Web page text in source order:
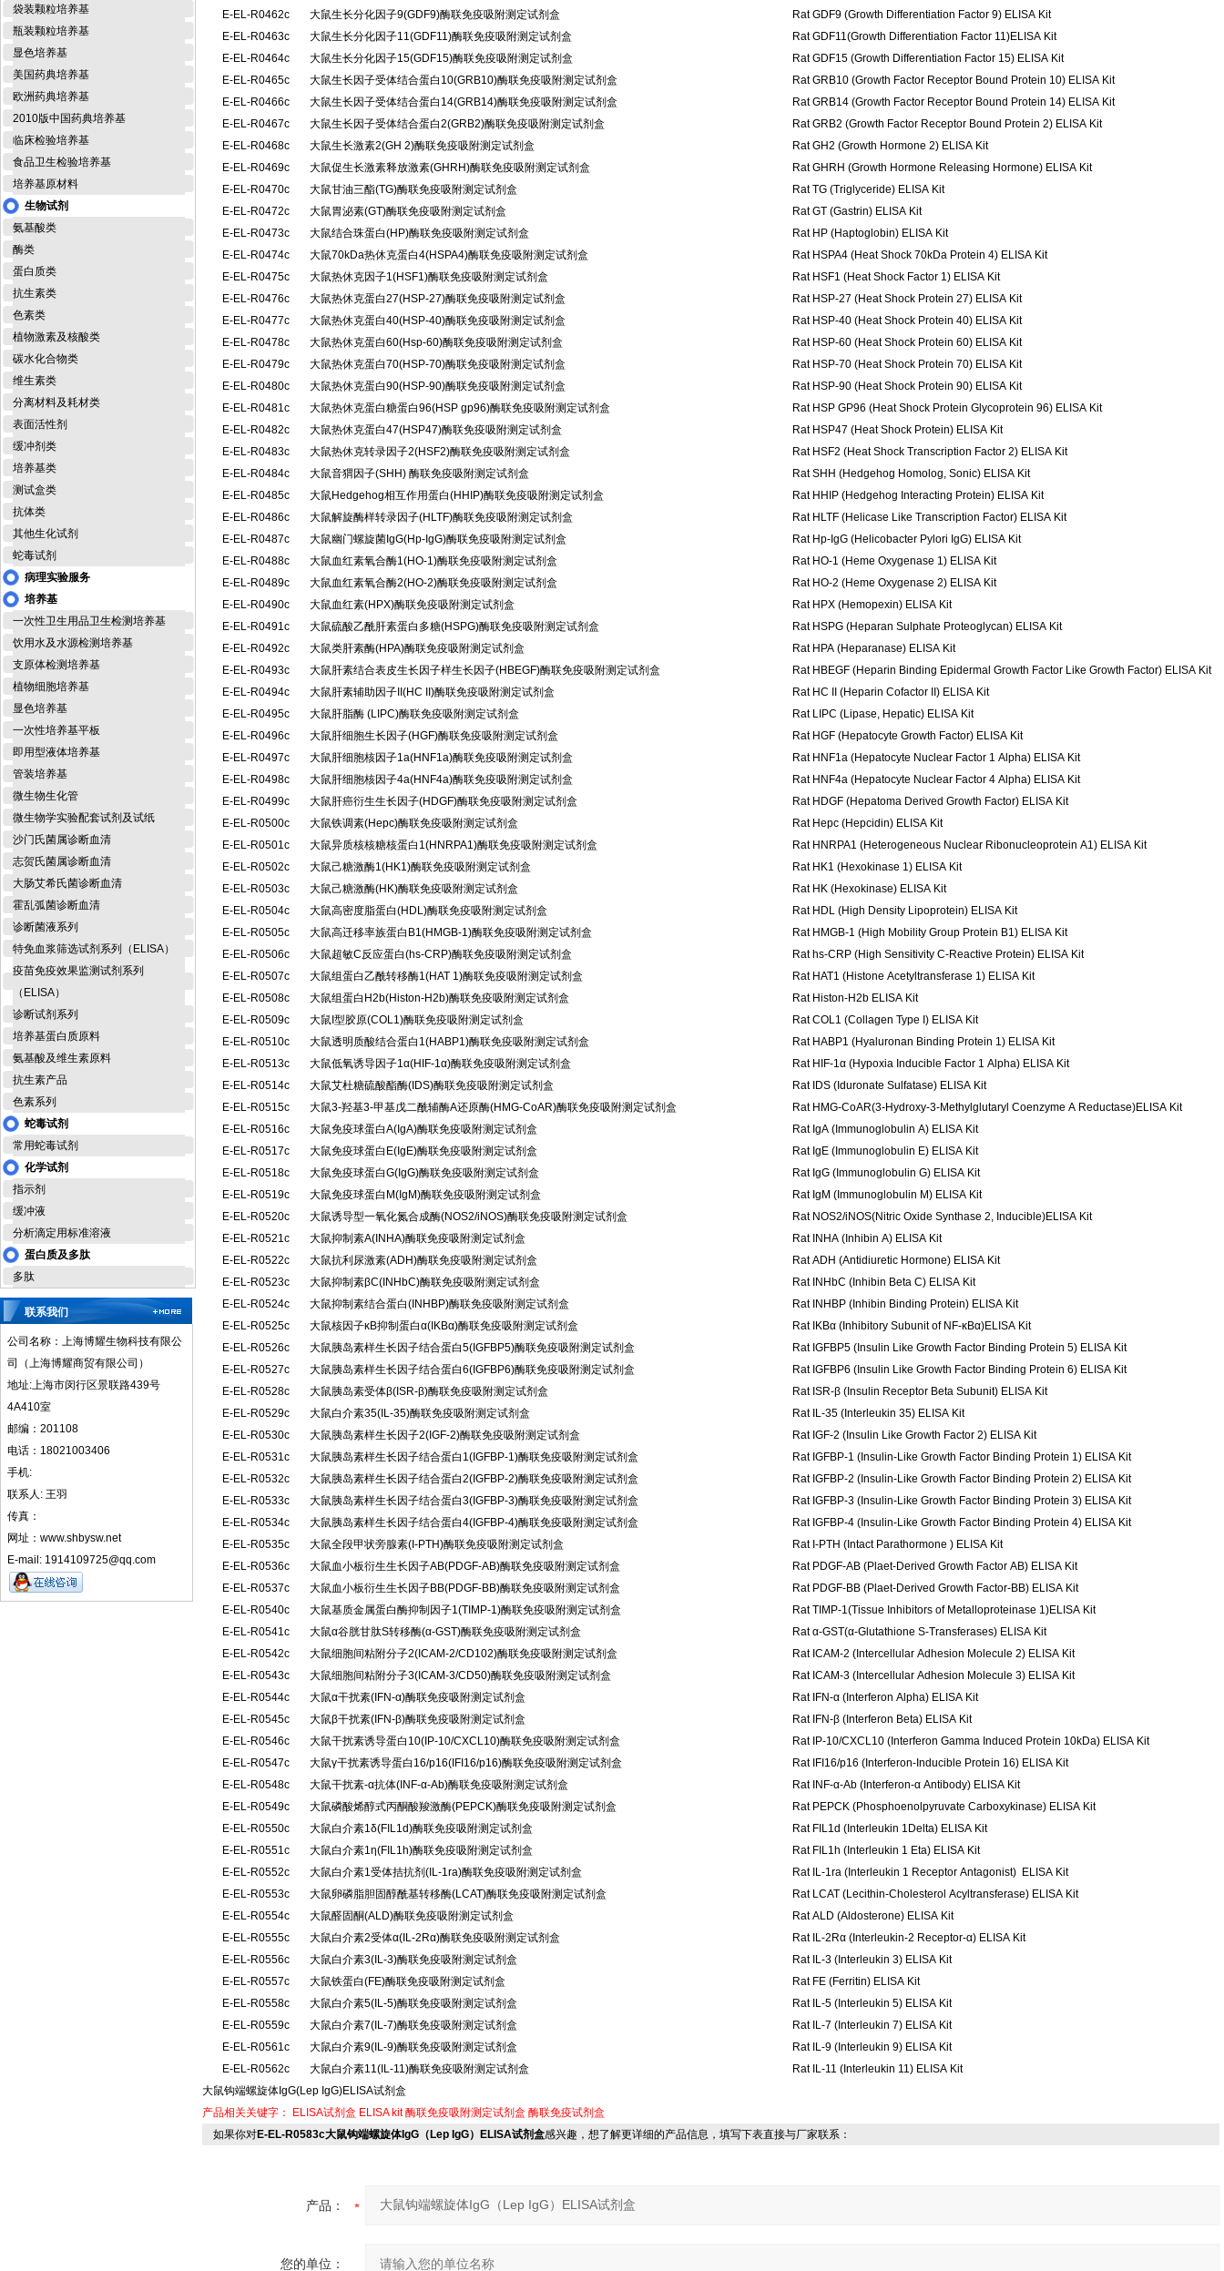
袋装颗粒培养基
瓶装颗粒培养基
显色培养基
美国药典培养基
欧洲药典培养基
2010版中国药典培养基
临床检验培养基
食品卫生检验培养基
培养基原材料
生物试剂
氨基酸类
酶类
蛋白质类
抗生素类
色素类
植物激素及核酸类
碳水化合物类
维生素类
分离材料及耗材类
表面活性剂
缓冲剂类
培养基类
测试盒类
抗体类
其他生化试剂
蛇毒试剂
病理实验服务
培养基
一次性卫生用品卫生检测培养基
饮用水及水源检测培养基
支原体检测培养基
植物细胞培养基
显色培养基
一次性培养基平板
即用型液体培养基
管装培养基
微生物生化管
微生物学实验配套试剂及试纸
沙门氏菌属诊断血清
志贺氏菌属诊断血清
大肠艾希氏菌诊断血清
霍乱弧菌诊断血清
诊断菌液系列
特免血浆筛选试剂系列（ELISA）
疫苗免疫效果监测试剂系列
（ELISA）
诊断试剂系列
培养基蛋白质原料
氨基酸及维生素原料
抗生素产品
色素系列
蛇毒试剂
常用蛇毒试剂
化学试剂
指示剂
缓冲液
分析滴定用标准溶液
蛋白质及多肽
多肽
联系我们
公司名称：上海博耀生物科技有限公
司（上海博耀商贸有限公司）
地址:上海市闵行区景联路439号
4A410室
邮编：201108
电话：18021003406
手机:
联系人: 王羽
传真：
网址：www.shbysw.net
E-mail: 1914109725@qq.com
E-EL-R0462c
大鼠生长分化因子9(GDF9)酶联免疫吸附测定试剂盒
Rat GDF9 (Growth Differentiation Factor 9) ELISA Kit
E-EL-R0463c
大鼠生长分化因子11(GDF11)酶联免疫吸附测定试剂盒
Rat GDF11(Growth Differentiation Factor 11)ELISA Kit
E-EL-R0464c
大鼠生长分化因子15(GDF15)酶联免疫吸附测定试剂盒
Rat GDF15 (Growth Differentiation Factor 15) ELISA Kit
E-EL-R0465c
大鼠生长因子受体结合蛋白10(GRB10)酶联免疫吸附测定试剂盒
Rat GRB10 (Growth Factor Receptor Bound Protein 10) ELISA Kit
E-EL-R0466c
大鼠生长因子受体结合蛋白14(GRB14)酶联免疫吸附测定试剂盒
Rat GRB14 (Growth Factor Receptor Bound Protein 14) ELISA Kit
E-EL-R0467c
大鼠生长因子受体结合蛋白2(GRB2)酶联免疫吸附测定试剂盒
Rat GRB2 (Growth Factor Receptor Bound Protein 2) ELISA Kit
E-EL-R0468c
大鼠生长激素2(GH 2)酶联免疫吸附测定试剂盒
Rat GH2 (Growth Hormone 2) ELISA Kit
E-EL-R0469c
大鼠促生长激素释放激素(GHRH)酶联免疫吸附测定试剂盒
Rat GHRH (Growth Hormone Releasing Hormone) ELISA Kit
E-EL-R0470c
大鼠甘油三酯(TG)酶联免疫吸附测定试剂盒
Rat TG (Triglyceride) ELISA Kit
E-EL-R0472c
大鼠胃泌素(GT)酶联免疫吸附测定试剂盒
Rat GT (Gastrin) ELISA Kit
E-EL-R0473c
大鼠结合珠蛋白(HP)酶联免疫吸附测定试剂盒
Rat HP (Haptoglobin) ELISA Kit
E-EL-R0474c
大鼠70kDa热休克蛋白4(HSPA4)酶联免疫吸附测定试剂盒
Rat HSPA4 (Heat Shock 70kDa Protein 4) ELISA Kit
E-EL-R0475c
大鼠热休克因子1(HSF1)酶联免疫吸附测定试剂盒
Rat HSF1 (Heat Shock Factor 1) ELISA Kit
E-EL-R0476c
大鼠热休克蛋白27(HSP-27)酶联免疫吸附测定试剂盒
Rat HSP-27 (Heat Shock Protein 27) ELISA Kit
E-EL-R0477c
大鼠热休克蛋白40(HSP-40)酶联免疫吸附测定试剂盒
Rat HSP-40 (Heat Shock Protein 40) ELISA Kit
E-EL-R0478c
大鼠热休克蛋白60(Hsp-60)酶联免疫吸附测定试剂盒
Rat HSP-60 (Heat Shock Protein 60) ELISA Kit
E-EL-R0479c
大鼠热休克蛋白70(HSP-70)酶联免疫吸附测定试剂盒
Rat HSP-70 (Heat Shock Protein 70) ELISA Kit
E-EL-R0480c
大鼠热休克蛋白90(HSP-90)酶联免疫吸附测定试剂盒
Rat HSP-90 (Heat Shock Protein 90) ELISA Kit
E-EL-R0481c
大鼠热休克蛋白糖蛋白96(HSP gp96)酶联免疫吸附测定试剂盒
Rat HSP GP96 (Heat Shock Protein Glycoprotein 96) ELISA Kit
E-EL-R0482c
大鼠热休克蛋白47(HSP47)酶联免疫吸附测定试剂盒
Rat HSP47 (Heat Shock Protein) ELISA Kit
E-EL-R0483c
大鼠热休克转录因子2(HSF2)酶联免疫吸附测定试剂盒
Rat HSF2 (Heat Shock Transcription Factor 2) ELISA Kit
E-EL-R0484c
大鼠音猬因子(SHH) 酶联免疫吸附测定试剂盒
Rat SHH (Hedgehog Homolog, Sonic) ELISA Kit
E-EL-R0485c
大鼠Hedgehog相互作用蛋白(HHIP)酶联免疫吸附测定试剂盒
Rat HHIP (Hedgehog Interacting Protein) ELISA Kit
E-EL-R0486c
大鼠解旋酶样转录因子(HLTF)酶联免疫吸附测定试剂盒
Rat HLTF (Helicase Like Transcription Factor) ELISA Kit
E-EL-R0487c
大鼠幽门螺旋菌IgG(Hp-IgG)酶联免疫吸附测定试剂盒
Rat Hp-IgG (Helicobacter Pylori IgG) ELISA Kit
E-EL-R0488c
大鼠血红素氧合酶1(HO-1)酶联免疫吸附测定试剂盒
Rat HO-1 (Heme Oxygenase 1) ELISA Kit
E-EL-R0489c
大鼠血红素氧合酶2(HO-2)酶联免疫吸附测定试剂盒
Rat HO-2 (Heme Oxygenase 2) ELISA Kit
E-EL-R0490c
大鼠血红素(HPX)酶联免疫吸附测定试剂盒
Rat HPX (Hemopexin) ELISA Kit
E-EL-R0491c
大鼠硫酸乙酰肝素蛋白多糖(HSPG)酶联免疫吸附测定试剂盒
Rat HSPG (Heparan Sulphate Proteoglycan) ELISA Kit
E-EL-R0492c
大鼠类肝素酶(HPA)酶联免疫吸附测定试剂盒
Rat HPA (Heparanase) ELISA Kit
E-EL-R0493c
大鼠肝素结合表皮生长因子样生长因子(HBEGF)酶联免疫吸附测定试剂盒
Rat HBEGF (Heparin Binding Epidermal Growth Factor Like Growth Factor) ELISA Kit
E-EL-R0494c
大鼠肝素辅助因子II(HC II)酶联免疫吸附测定试剂盒
Rat HC II (Heparin Cofactor II) ELISA Kit
E-EL-R0495c
大鼠肝脂酶 (LIPC)酶联免疫吸附测定试剂盒
Rat LIPC (Lipase, Hepatic) ELISA Kit
E-EL-R0496c
大鼠肝细胞生长因子(HGF)酶联免疫吸附测定试剂盒
Rat HGF (Hepatocyte Growth Factor) ELISA Kit
E-EL-R0497c
大鼠肝细胞核因子1a(HNF1a)酶联免疫吸附测定试剂盒
Rat HNF1a (Hepatocyte Nuclear Factor 1 Alpha) ELISA Kit
E-EL-R0498c
大鼠肝细胞核因子4a(HNF4a)酶联免疫吸附测定试剂盒
Rat HNF4a (Hepatocyte Nuclear Factor 4 Alpha) ELISA Kit
E-EL-R0499c
大鼠肝癌衍生生长因子(HDGF)酶联免疫吸附测定试剂盒
Rat HDGF (Hepatoma Derived Growth Factor) ELISA Kit
E-EL-R0500c
大鼠铁调素(Hepc)酶联免疫吸附测定试剂盒
Rat Hepc (Hepcidin) ELISA Kit
E-EL-R0501c
大鼠异质核核糖核蛋白1(HNRPA1)酶联免疫吸附测定试剂盒
Rat HNRPA1 (Heterogeneous Nuclear Ribonucleoprotein A1) ELISA Kit
E-EL-R0502c
大鼠己糖激酶1(HK1)酶联免疫吸附测定试剂盒
Rat HK1 (Hexokinase 1) ELISA Kit
E-EL-R0503c
大鼠己糖激酶(HK)酶联免疫吸附测定试剂盒
Rat HK (Hexokinase) ELISA Kit
E-EL-R0504c
大鼠高密度脂蛋白(HDL)酶联免疫吸附测定试剂盒
Rat HDL (High Density Lipoprotein) ELISA Kit
E-EL-R0505c
大鼠高迁移率族蛋白B1(HMGB-1)酶联免疫吸附测定试剂盒
Rat HMGB-1 (High Mobility Group Protein B1) ELISA Kit
E-EL-R0506c
大鼠超敏C反应蛋白(hs-CRP)酶联免疫吸附测定试剂盒
Rat hs-CRP (High Sensitivity C-Reactive Protein) ELISA Kit
E-EL-R0507c
大鼠组蛋白乙酰转移酶1(HAT 1)酶联免疫吸附测定试剂盒
Rat HAT1 (Histone Acetyltransferase 1) ELISA Kit
E-EL-R0508c
大鼠组蛋白H2b(Histon-H2b)酶联免疫吸附测定试剂盒
Rat Histon-H2b ELISA Kit
E-EL-R0509c
大鼠I型胶原(COL1)酶联免疫吸附测定试剂盒
Rat COL1 (Collagen Type I) ELISA Kit
E-EL-R0510c
大鼠透明质酸结合蛋白1(HABP1)酶联免疫吸附测定试剂盒
Rat HABP1 (Hyaluronan Binding Protein 1) ELISA Kit
E-EL-R0513c
大鼠低氧诱导因子1α(HIF-1α)酶联免疫吸附测定试剂盒
Rat HIF-1α (Hypoxia Inducible Factor 1 Alpha) ELISA Kit
E-EL-R0514c
大鼠艾杜糖硫酸酯酶(IDS)酶联免疫吸附测定试剂盒
Rat IDS (Iduronate Sulfatase) ELISA Kit
E-EL-R0515c
大鼠3-羟基3-甲基戊二酰辅酶A还原酶(HMG-CoAR)酶联免疫吸附测定试剂盒
Rat HMG-CoAR(3-Hydroxy-3-Methylglutaryl Coenzyme A Reductase)ELISA Kit
E-EL-R0516c
大鼠免疫球蛋白A(IgA)酶联免疫吸附测定试剂盒
Rat IgA (Immunoglobulin A) ELISA Kit
E-EL-R0517c
大鼠免疫球蛋白E(IgE)酶联免疫吸附测定试剂盒
Rat IgE (Immunoglobulin E) ELISA Kit
E-EL-R0518c
大鼠免疫球蛋白G(IgG)酶联免疫吸附测定试剂盒
Rat IgG (Immunoglobulin G) ELISA Kit
E-EL-R0519c
大鼠免疫球蛋白M(IgM)酶联免疫吸附测定试剂盒
Rat IgM (Immunoglobulin M) ELISA Kit
E-EL-R0520c
大鼠诱导型一氧化氮合成酶(NOS2/iNOS)酶联免疫吸附测定试剂盒
Rat NOS2/iNOS(Nitric Oxide Synthase 2, Inducible)ELISA Kit
E-EL-R0521c
大鼠抑制素A(INHA)酶联免疫吸附测定试剂盒
Rat INHA (Inhibin A) ELISA Kit
E-EL-R0522c
大鼠抗利尿激素(ADH)酶联免疫吸附测定试剂盒
Rat ADH (Antidiuretic Hormone) ELISA Kit
E-EL-R0523c
大鼠抑制素βC(INHbC)酶联免疫吸附测定试剂盒
Rat INHbC (Inhibin Beta C) ELISA Kit
E-EL-R0524c
大鼠抑制素结合蛋白(INHBP)酶联免疫吸附测定试剂盒
Rat INHBP (Inhibin Binding Protein) ELISA Kit
E-EL-R0525c
大鼠核因子κB抑制蛋白α(IKBα)酶联免疫吸附测定试剂盒
Rat IKBα (Inhibitory Subunit of NF-κBα)ELISA Kit
E-EL-R0526c
大鼠胰岛素样生长因子结合蛋白5(IGFBP5)酶联免疫吸附测定试剂盒
Rat IGFBP5 (Insulin Like Growth Factor Binding Protein 5) ELISA Kit
E-EL-R0527c
大鼠胰岛素样生长因子结合蛋白6(IGFBP6)酶联免疫吸附测定试剂盒
Rat IGFBP6 (Insulin Like Growth Factor Binding Protein 6) ELISA Kit
E-EL-R0528c
大鼠胰岛素受体β(ISR-β)酶联免疫吸附测定试剂盒
Rat ISR-β (Insulin Receptor Beta Subunit) ELISA Kit
E-EL-R0529c
大鼠白介素35(IL-35)酶联免疫吸附测定试剂盒
Rat IL-35 (Interleukin 35) ELISA Kit
E-EL-R0530c
大鼠胰岛素样生长因子2(IGF-2)酶联免疫吸附测定试剂盒
Rat IGF-2 (Insulin Like Growth Factor 2) ELISA Kit
E-EL-R0531c
大鼠胰岛素样生长因子结合蛋白1(IGFBP-1)酶联免疫吸附测定试剂盒
Rat IGFBP-1 (Insulin-Like Growth Factor Binding Protein 1) ELISA Kit
E-EL-R0532c
大鼠胰岛素样生长因子结合蛋白2(IGFBP-2)酶联免疫吸附测定试剂盒
Rat IGFBP-2 (Insulin-Like Growth Factor Binding Protein 2) ELISA Kit
E-EL-R0533c
大鼠胰岛素样生长因子结合蛋白3(IGFBP-3)酶联免疫吸附测定试剂盒
Rat IGFBP-3 (Insulin-Like Growth Factor Binding Protein 3) ELISA Kit
E-EL-R0534c
大鼠胰岛素样生长因子结合蛋白4(IGFBP-4)酶联免疫吸附测定试剂盒
Rat IGFBP-4 (Insulin-Like Growth Factor Binding Protein 4) ELISA Kit
E-EL-R0535c
大鼠全段甲状旁腺素(I-PTH)酶联免疫吸附测定试剂盒
Rat I-PTH (Intact Parathormone ) ELISA Kit
E-EL-R0536c
大鼠血小板衍生生长因子AB(PDGF-AB)酶联免疫吸附测定试剂盒
Rat PDGF-AB (Plaet-Derived Growth Factor AB) ELISA Kit
E-EL-R0537c
大鼠血小板衍生生长因子BB(PDGF-BB)酶联免疫吸附测定试剂盒
Rat PDGF-BB (Plaet-Derived Growth Factor-BB) ELISA Kit
E-EL-R0540c
大鼠基质金属蛋白酶抑制因子1(TIMP-1)酶联免疫吸附测定试剂盒
Rat TIMP-1(Tissue Inhibitors of Metalloproteinase 1)ELISA Kit
E-EL-R0541c
大鼠α谷胱甘肽S转移酶(α-GST)酶联免疫吸附测定试剂盒
Rat α-GST(α-Glutathione S-Transferases) ELISA Kit
E-EL-R0542c
大鼠细胞间粘附分子2(ICAM-2/CD102)酶联免疫吸附测定试剂盒
Rat ICAM-2 (Intercellular Adhesion Molecule 2) ELISA Kit
E-EL-R0543c
大鼠细胞间粘附分子3(ICAM-3/CD50)酶联免疫吸附测定试剂盒
Rat ICAM-3 (Intercellular Adhesion Molecule 3) ELISA Kit
E-EL-R0544c
大鼠α干扰素(IFN-α)酶联免疫吸附测定试剂盒
Rat IFN-α (Interferon Alpha) ELISA Kit
E-EL-R0545c
大鼠β干扰素(IFN-β)酶联免疫吸附测定试剂盒
Rat IFN-β (Interferon Beta) ELISA Kit
E-EL-R0546c
大鼠干扰素诱导蛋白10(IP-10/CXCL10)酶联免疫吸附测定试剂盒
Rat IP-10/CXCL10 (Interferon Gamma Induced Protein 10kDa) ELISA Kit
E-EL-R0547c
大鼠γ干扰素诱导蛋白16/p16(IFI16/p16)酶联免疫吸附测定试剂盒
Rat IFI16/p16 (Interferon-Inducible Protein 16) ELISA Kit
E-EL-R0548c
大鼠干扰素-α抗体(INF-α-Ab)酶联免疫吸附测定试剂盒
Rat INF-α-Ab (Interferon-α Antibody) ELISA Kit
E-EL-R0549c
大鼠磷酸烯醇式丙酮酸羧激酶(PEPCK)酶联免疫吸附测定试剂盒
Rat PEPCK (Phosphoenolpyruvate Carboxykinase) ELISA Kit
E-EL-R0550c
大鼠白介素1δ(FIL1d)酶联免疫吸附测定试剂盒
Rat FIL1d (Interleukin 1Delta) ELISA Kit
E-EL-R0551c
大鼠白介素1η(FIL1h)酶联免疫吸附测定试剂盒
Rat FIL1h (Interleukin 1 Eta) ELISA Kit
E-EL-R0552c
大鼠白介素1受体拮抗剂(IL-1ra)酶联免疫吸附测定试剂盒
Rat IL-1ra (Interleukin 1 Receptor Antagonist) ELISA Kit
E-EL-R0553c
大鼠卵磷脂胆固醇酰基转移酶(LCAT)酶联免疫吸附测定试剂盒
Rat LCAT (Lecithin-Cholesterol Acyltransferase) ELISA Kit
E-EL-R0554c
大鼠醛固酮(ALD)酶联免疫吸附测定试剂盒
Rat ALD (Aldosterone) ELISA Kit
E-EL-R0555c
大鼠白介素2受体α(IL-2Rα)酶联免疫吸附测定试剂盒
Rat IL-2Rα (Interleukin-2 Receptor-α) ELISA Kit
E-EL-R0556c
大鼠白介素3(IL-3)酶联免疫吸附测定试剂盒
Rat IL-3 (Interleukin 3) ELISA Kit
E-EL-R0557c
大鼠铁蛋白(FE)酶联免疫吸附测定试剂盒
Rat FE (Ferritin) ELISA Kit
E-EL-R0558c
大鼠白介素5(IL-5)酶联免疫吸附测定试剂盒
Rat IL-5 (Interleukin 5) ELISA Kit
E-EL-R0559c
大鼠白介素7(IL-7)酶联免疫吸附测定试剂盒
Rat IL-7 (Interleukin 7) ELISA Kit
E-EL-R0561c
大鼠白介素9(IL-9)酶联免疫吸附测定试剂盒
Rat IL-9 (Interleukin 9) ELISA Kit
E-EL-R0562c
大鼠白介素11(IL-11)酶联免疫吸附测定试剂盒
Rat IL-11 (Interleukin 11) ELISA Kit
大鼠钩端螺旋体IgG(Lep IgG)ELISA试剂盒
产品相关关键字：
ELISA试剂盒 ELISA kit 酶联免疫吸附测定试剂盒 酶联免疫试剂盒
如果你对E-EL-R0583c大鼠钩端螺旋体IgG（Lep IgG）ELISA试剂盒感兴趣，想了解更详细的产品信息，填写下表直接与厂家联系：
产品：
您的单位：